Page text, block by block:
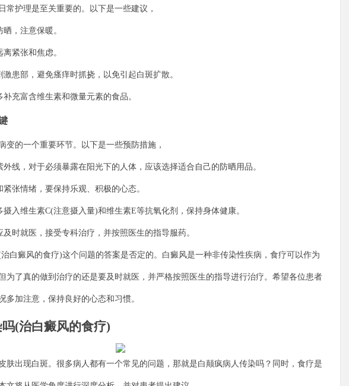
护理是至关重要的。以下是一些建议，
，注意保暖。
紧张和焦虑。
部，避免瘙痒时抓挠，以免引起白斑扩散。
富含维生素和微量元素的食品。
的一个重要环节。以下是一些预防措施，
，对于必须暴露在阳光下的人体，应该选择适合自己的防晒用品。
情绪，要保持乐观、积极的心态。
维生素C(注意摄入量)和维生素E等抗氧化剂，保持身体健康。
就医，接受专科治疗，并按照医生的指导服药。
癜风的食疗)这个问题的答案是否定的。白癜风是一种非传染性疾病，食疗可以作为
为了真的做到治疗的还是要及时就医，并严格按照医生的指导进行治疗。希望各位患者
多加注意，保持良好的心态和习惯。
(治白癜风的食疗)
出现白斑。很多病人都有一个常见的问题，那就是白颠疯病人传染吗？同时，食疗是